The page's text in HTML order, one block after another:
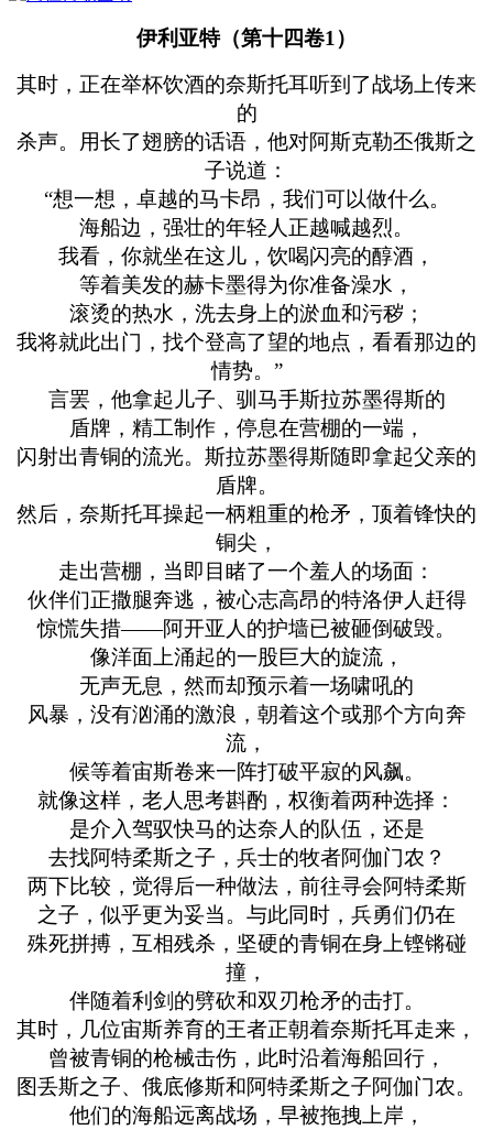
伊利亚特（第十四卷1）
其时，正在举杯饮酒的奈斯托耳听到了战场上传来
的
杀声。用长了翅膀的话语，他对阿斯克勒丕俄斯之
子说道：
“想一想，卓越的马卡昂，我们可以做什么。
海船边，强壮的年轻人正越喊越烈。
我看，你就坐在这儿，饮喝闪亮的醇酒，
等着美发的赫卡墨得为你准备澡水，
滚烫的热水，洗去身上的淤血和污秽；
我将就此出门，找个登高了望的地点，看看那边的
情势。”
言罢，他拿起儿子、驯马手斯拉苏墨得斯的
盾牌，精工制作，停息在营棚的一端，
闪射出青铜的流光。斯拉苏墨得斯随即拿起父亲的
盾牌。
然后，奈斯托耳操起一柄粗重的枪矛，顶着锋快的
铜尖，
走出营棚，当即目睹了一个羞人的场面：
伙伴们正撒腿奔逃，被心志高昂的特洛伊人赶得
惊慌失措——阿开亚人的护墙已被砸倒破毁。
像洋面上涌起的一股巨大的旋流，
无声无息，然而却预示着一场啸吼的
风暴，没有汹涌的激浪，朝着这个或那个方向奔
流，
候等着宙斯卷来一阵打破平寂的风飙。
就像这样，老人思考斟酌，权衡着两种选择：
是介入驾驭快马的达奈人的队伍，还是
去找阿特柔斯之子，兵士的牧者阿伽门农？
两下比较，觉得后一种做法，前往寻会阿特柔斯
之子，似乎更为妥当。与此同时，兵勇们仍在
殊死拼搏，互相残杀，坚硬的青铜在身上铿锵碰
撞，
伴随着利剑的劈砍和双刃枪矛的击打。
其时，几位宙斯养育的王者正朝着奈斯托耳走来，
曾被青铜的枪械击伤，此时沿着海船回行，
图丢斯之子、俄底修斯和阿特柔斯之子阿伽门农。
他们的海船远离战场，早被拖拽上岸，